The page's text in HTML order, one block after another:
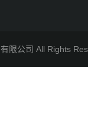
有限公司 All Rights